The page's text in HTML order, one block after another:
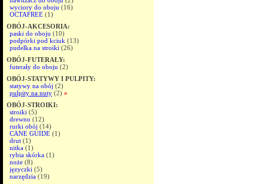
wyciory do oboju (16)
OCTAFREE (1)
OBÓJ-AKCESORIA:
paski do oboju (10)
podpórki pod kciuk (13)
pudełka na stroiki (26)
OBÓJ-FUTERAŁY:
futerały do oboju (2)
OBÓJ-STATYWY I PULPITY:
statywy na obój (2)
pulpity na nuty (2) »
OBÓJ-STROIKI:
stroiki (5)
drewno (12)
rurki obój (14)
CANE GUIDE (1)
drut (1)
nitka (1)
rybia skórka (1)
noże (8)
języczki (5)
narzędzia (19)